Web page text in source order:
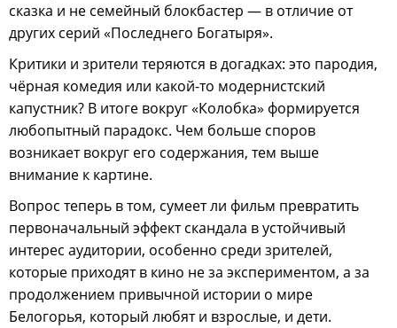
сказка и не семейный блокбастер — в отличие от
других серий «Последнего Богатыря».
Критики и зрители теряются в догадках: это пародия,
чёрная комедия или какой-то модернистский
капустник? В итоге вокруг «Колобка» формируется
любопытный парадокс. Чем больше споров
возникает вокруг его содержания, тем выше
внимание к картине.
Вопрос теперь в том, сумеет ли фильм превратить
первоначальный эффект скандала в устойчивый
интерес аудитории, особенно среди зрителей,
которые приходят в кино не за экспериментом, а за
продолжением привычной истории о мире
Белогорья, который любят и взрослые, и дети.